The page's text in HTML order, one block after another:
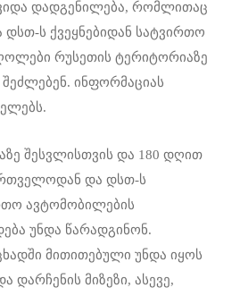
დადგენილება, რომლითაც
ს ქვეყნებიდან სატვირთო
რუსეთის ტერიტორიაზე
ინფორმაციას
შესვლისთვის და 180 დღით
და დსთ-ს
ავტომობილების
უნდა წარადგინონ.
მითითებული უნდა იყოს
დარჩენის მიზეზი, ასევე,